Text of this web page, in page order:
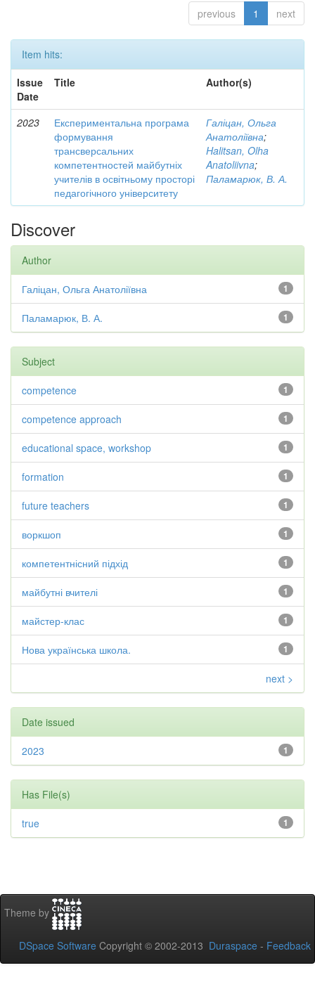
previous 1 next
Item hits:
Issue
Date
Title Author(s)
2023
Експериментальна програма
формування
трансверсальних
компетентностей майбутніх
учителів в освітньому просторі
педагогічного університету
Галіцан, Ольга
Анатоліївна;
Halitsan, Olha
Anatoliivna;
Паламарюк, В. А.
Discover
Author
1
Галіцан, Ольга Анатоліївна
1
Паламарюк, В. А.
Subject
1
competence
1
competence approach
1
educational space, workshop
1
formation
1
future teachers
1
воркшоп
1
компетентнісний підхід
1
майбутні вчителі
1
майстер-клас
1
Нова українська школа.
next >
Date issued
1
2023
Has File(s)
1
true
Theme by
DSpace Software Copyright © 2002-2013 Duraspace - Feedback